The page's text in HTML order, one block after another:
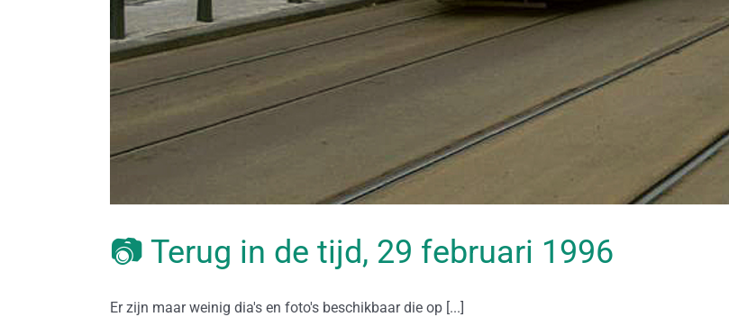
📷 Terug in de tijd, 29 februari 1996
Er zijn maar weinig dia's en foto's beschikbaar die op [...]